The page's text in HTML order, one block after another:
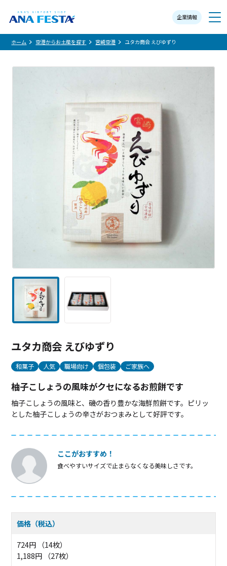
企業情報
メニュー
ホーム 空港からお土産を探す 宮崎空港 ユタカ商会 えびゆずり
ユタカ商会 えびゆずり
和菓子 人気 職場向け 個包装 ご家族へ
柚子こしょうの風味がクセになるお煎餅です
柚子こしょうの風味と、磯の香り豊かな海鮮煎餅です。ピリッ
とした柚子こしょうの辛さがおつまみとして好評です。
ここがおすすめ！
食べやすいサイズで止まらなくなる美味しさです。
価格（税込）
724円 （14枚）
1,188円 （27枚）